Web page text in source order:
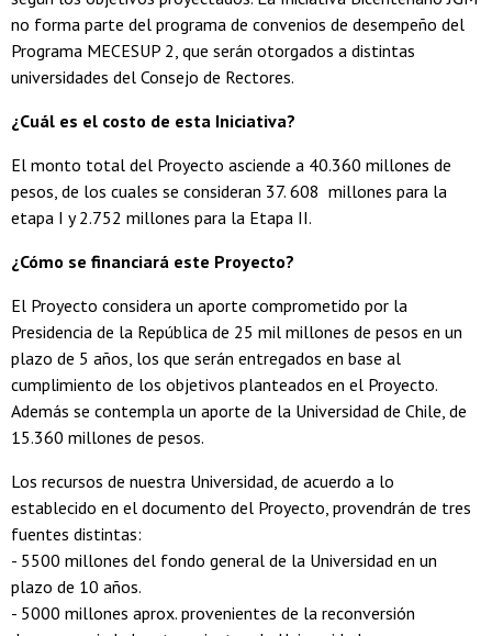
no forma parte del programa de convenios de desempeño del
Programa MECESUP 2, que serán otorgados a distintas
universidades del Consejo de Rectores.
¿Cuál es el costo de esta Iniciativa?
El monto total del Proyecto asciende a 40.360 millones de
pesos, de los cuales se consideran 37. 608 millones para la
etapa I y 2.752 millones para la Etapa II.
¿Cómo se financiará este Proyecto?
El Proyecto considera un aporte comprometido por la
Presidencia de la República de 25 mil millones de pesos en un
plazo de 5 años, los que serán entregados en base al
cumplimiento de los objetivos planteados en el Proyecto.
Además se contempla un aporte de la Universidad de Chile, de
15.360 millones de pesos.
Los recursos de nuestra Universidad, de acuerdo a lo
establecido en el documento del Proyecto, provendrán de tres
fuentes distintas:
- 5500 millones del fondo general de la Universidad en un
plazo de 10 años.
- 5000 millones aprox. provenientes de la reconversión